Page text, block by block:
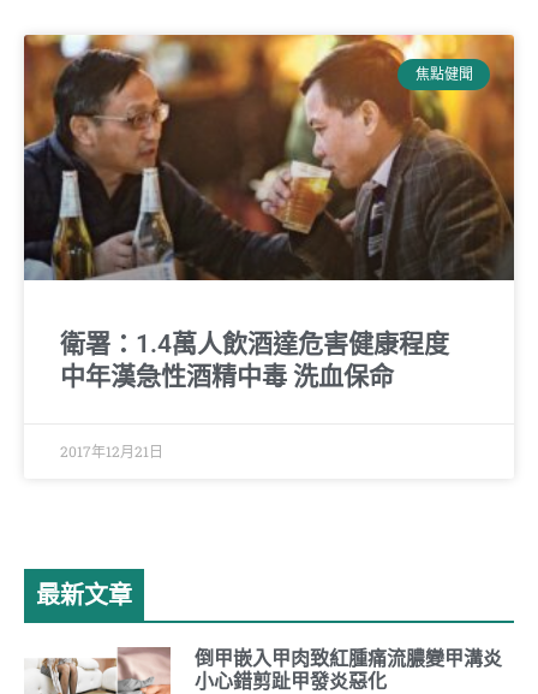
焦點健聞
衛署：1.4萬人飲酒達危害健康程度
中年漢急性酒精中毒 洗血保命
2017年12月21日
最新文章
倒甲嵌入甲肉致紅腫痛流膿變甲溝炎
小心錯剪趾甲發炎惡化